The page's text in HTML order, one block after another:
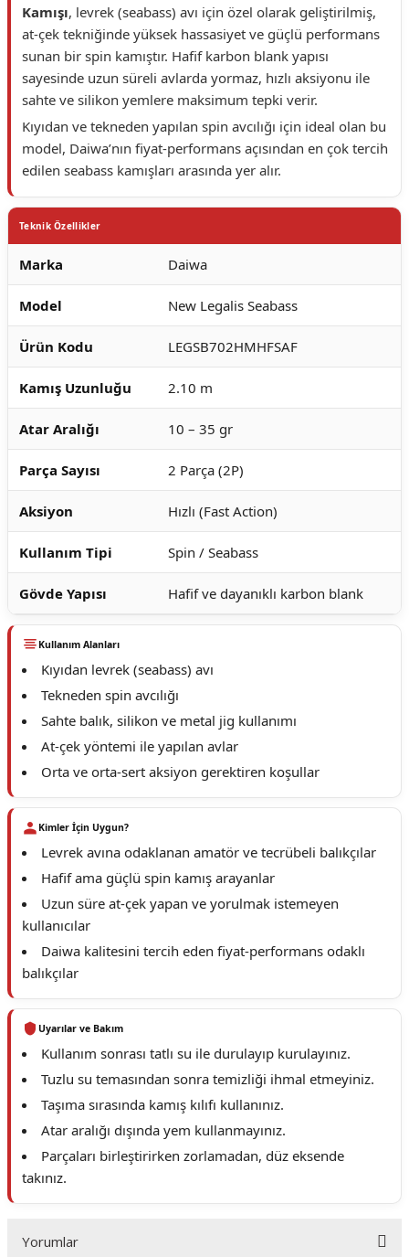
Kamışı, levrek (seabass) avı için özel olarak geliştirilmiş,
at-çek tekniğinde yüksek hassasiyet ve güçlü performans
sunan bir spin kamıştır. Hafif karbon blank yapısı
sayesinde uzun süreli avlarda yormaz, hızlı aksiyonu ile
sahte ve silikon yemlere maksimum tepki verir.
Kıyıdan ve tekneden yapılan spin avcılığı için ideal olan bu
model, Daiwa’nın fiyat-performans açısından en çok tercih
edilen seabass kamışları arasında yer alır.
Teknik Özellikler
Marka Daiwa
Model New Legalis Seabass
Ürün Kodu LEGSB702HMHFSAF
Kamış Uzunluğu 2.10 m
Atar Aralığı 10 – 35 gr
Parça Sayısı 2 Parça (2P)
Aksiyon Hızlı (Fast Action)
Kullanım Tipi Spin / Seabass
Gövde Yapısı Hafif ve dayanıklı karbon blank
Kullanım Alanları
Kıyıdan levrek (seabass) avı
Tekneden spin avcılığı
Sahte balık, silikon ve metal jig kullanımı
At-çek yöntemi ile yapılan avlar
Orta ve orta-sert aksiyon gerektiren koşullar
Kimler İçin Uygun?
Levrek avına odaklanan amatör ve tecrübeli balıkçılar
Hafif ama güçlü spin kamış arayanlar
Uzun süre at-çek yapan ve yorulmak istemeyen
kullanıcılar
Daiwa kalitesini tercih eden fiyat-performans odaklı
balıkçılar
Uyarılar ve Bakım
Kullanım sonrası tatlı su ile durulayıp kurulayınız.
Tuzlu su temasından sonra temizliği ihmal etmeyiniz.
Taşıma sırasında kamış kılıfı kullanınız.
Atar aralığı dışında yem kullanmayınız.
Parçaları birleştirirken zorlamadan, düz eksende
takınız.
Yorumlar